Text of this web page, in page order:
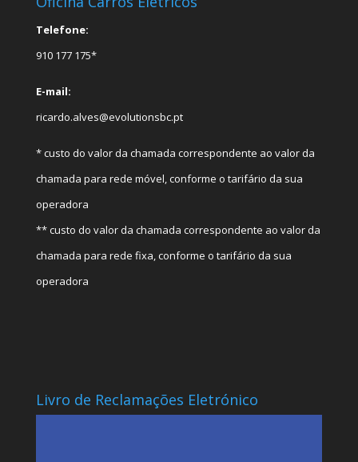
Telefone:
910 177 175*
E-mail:
ricardo.alves@evolutionsbc.pt
* custo do valor da chamada correspondente ao valor da
chamada para rede móvel, conforme o tarifário da sua
operadora
** custo do valor da chamada correspondente ao valor da
chamada para rede fixa, conforme o tarifário da sua
operadora
Livro de Reclamações Eletrónico